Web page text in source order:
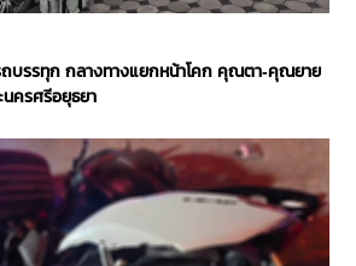
บรรทุก กลางทางแยกหน้าโคก คุณตา-คุณยาย
นครศรีอยุธยา